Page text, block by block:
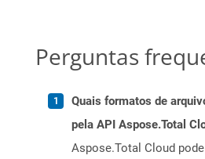
Perguntas
Quais formatos de
pela API Aspose.Total
Aspose.Total Cloud